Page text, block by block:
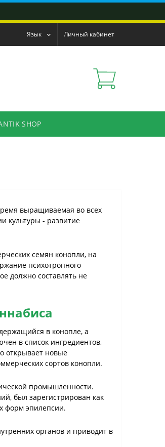
Язык Личный кабинет
SHOP
выращиваемая во всех
культуры - развитие
семян конопли, на
психотропного
должно составлять не
в конопле, а
в список ингредиентов,
открывает новые
сортов конопли.
промышленности.
был зарегистрирован как
форм эпилепсии.
органов и приводит в